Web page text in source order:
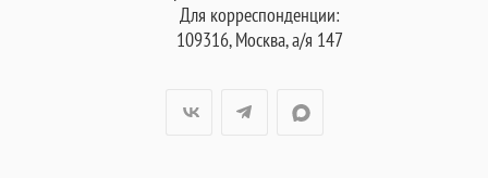
Для корреспонденции:
109316, Москва, а/я 147